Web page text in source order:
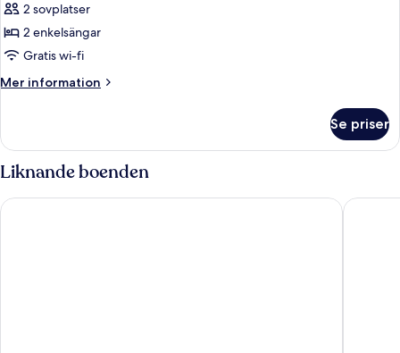
2 sovplatser
2 enkelsängar
Gratis wi-fi
Mer information
Mer
Accessible
Twin
Room
Se priser
Liknande boenden
Ramada Encore by Wyndham Munich Messe B&B